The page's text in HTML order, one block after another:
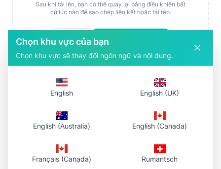
Sau khi tải lên, bạn có thể quay lại bảng điều khiển bất
cứ lúc nào để sao chép liên kết hoặc tải tệp.
Chọn tệp
1. Chọn PDF
2. Tải lên thư viện
Chọn khu vực của bạn
Chọn khu vực sẽ thay đổi ngôn ngữ và nội dung.
English English (UK)
English (Australia) English (Canada)
Français (Canada) Rumantsch